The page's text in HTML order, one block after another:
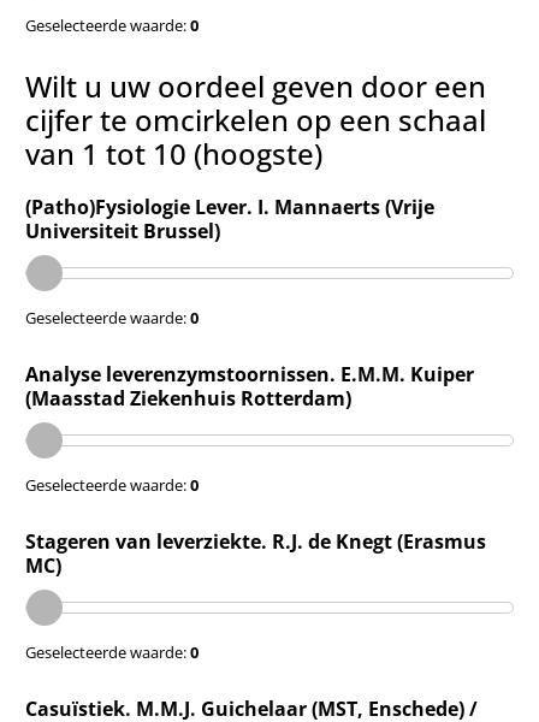
Geselecteerde waarde:0
Wilt u uw oordeel geven door een
cijfer te omcirkelen op een schaal
van 1 tot 10 (hoogste)
(Patho)Fysiologie Lever. I. Mannaerts (Vrije
Universiteit Brussel)
Geselecteerde waarde:0
Analyse leverenzymstoornissen. E.M.M. Kuiper
(Maasstad Ziekenhuis Rotterdam)
Geselecteerde waarde:0
Stageren van leverziekte. R.J. de Knegt (Erasmus
MC)
Geselecteerde waarde:0
Casuïstiek. M.M.J. Guichelaar (MST, Enschede) /